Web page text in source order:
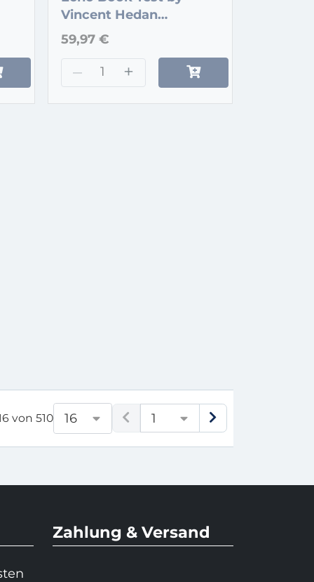
Vincent Hedan
(Numerology)
59,97 €
– +
von 510 16 1
Zahlung & Versand